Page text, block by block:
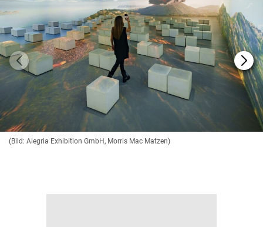
(Bild: Alegria Exhibition GmbH, Morris Mac Matzen)